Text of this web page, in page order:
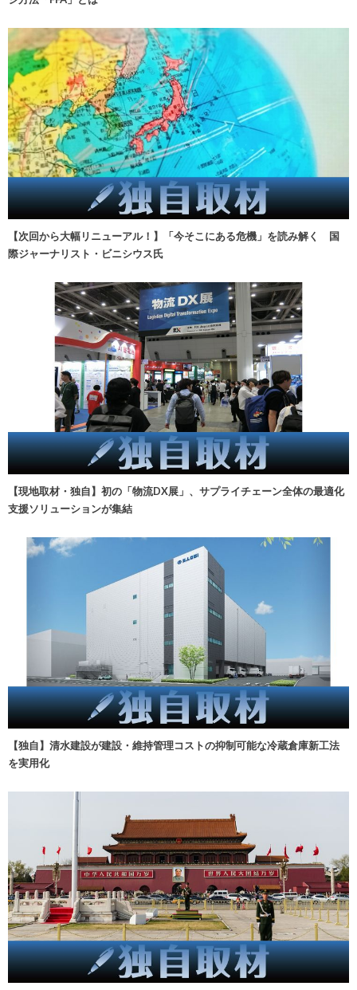
【次回から大幅リニューアル！】「今そこにある危機」を読み解く 国
際ジャーナリスト・ビニシウス氏
【現地取材・独自】初の「物流DX展」、サプライチェーン全体の最適化
支援ソリューションが集結
【独自】清水建設が建設・維持管理コストの抑制可能な冷蔵倉庫新工法
を実用化